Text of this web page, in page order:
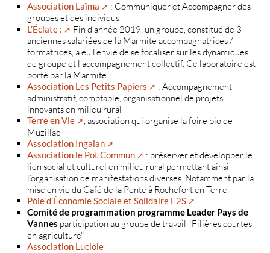
Association Laïma
: Communiquer et Accompagner des
groupes et des individus
L’Éclate :
Fin d’année 2019, un groupe, constitué de 3
anciennes salariées de la Marmite accompagnatrices /
formatrices, a eu l’envie de se focaliser sur les dynamiques
de groupe et l’accompagnement collectif. Ce laboratoire est
porté par la Marmite !
Association Les Petits Papiers
: Accompagnement
administratif, comptable, organisationnel de projets
innovants en milieu rural
Terre en Vie
, association qui organise la foire bio de
Muzillac
Association Ingalan
Association le Pot Commun
: préserver et développer le
lien social et culturel en milieu rural permettant ainsi
l’organisation de manifestations diverses. Notamment par la
mise en vie du Café de la Pente à Rochefort en Terre.
Pôle d’Économie Sociale et Solidaire E2S
Comité de programmation programme Leader Pays de
Vannes participation au groupe de travail "Filières courtes
en agriculture"
Association Luciole